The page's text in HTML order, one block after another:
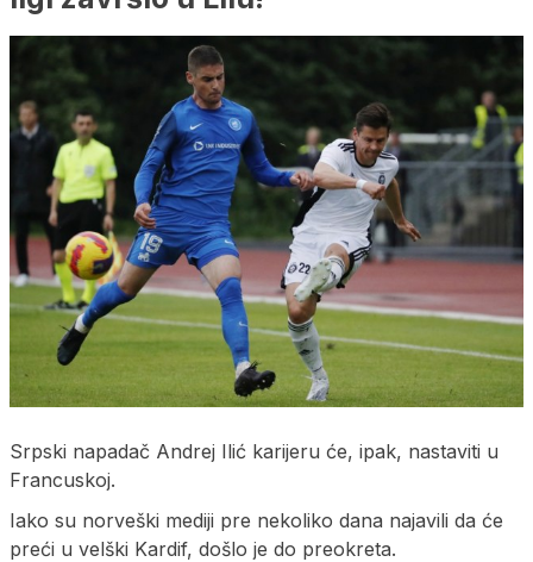
Srpski napadač Andrej Ilić karijeru će, ipak, nastaviti u
Francuskoj.
Iako su norveški mediji pre nekoliko dana najavili da će
preći u velški Kardif, došlo je do preokreta.